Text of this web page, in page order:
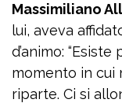
Massimiliano
lui, aveva
d’animo:
momento in cui
riparte. Ci si